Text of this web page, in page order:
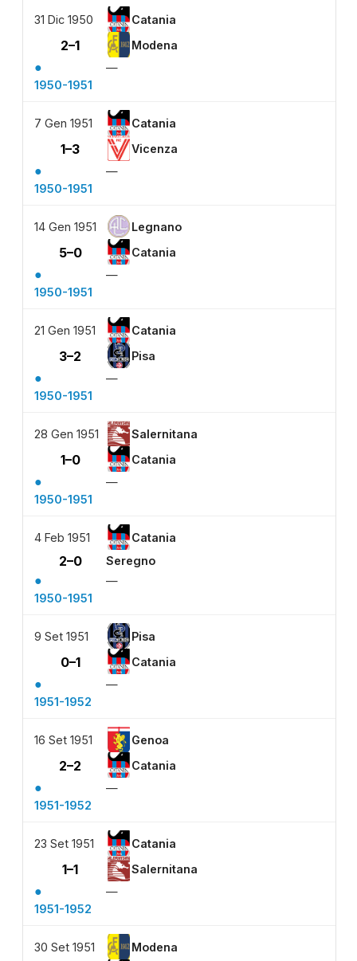
31 Dic 1950 Catania
2–1 Modena
●
—
1950-1951
7 Gen 1951 Catania
1–3 Vicenza
●
—
1950-1951
14 Gen 1951 Legnano
5–0 Catania
●
—
1950-1951
21 Gen 1951 Catania
3–2 Pisa
●
—
1950-1951
28 Gen 1951 Salernitana
1–0 Catania
●
—
1950-1951
4 Feb 1951 Catania
2–0 Seregno
●
—
1950-1951
9 Set 1951 Pisa
0–1 Catania
●
—
1951-1952
16 Set 1951 Genoa
2–2 Catania
●
—
1951-1952
23 Set 1951 Catania
1–1 Salernitana
●
—
1951-1952
30 Set 1951 Modena